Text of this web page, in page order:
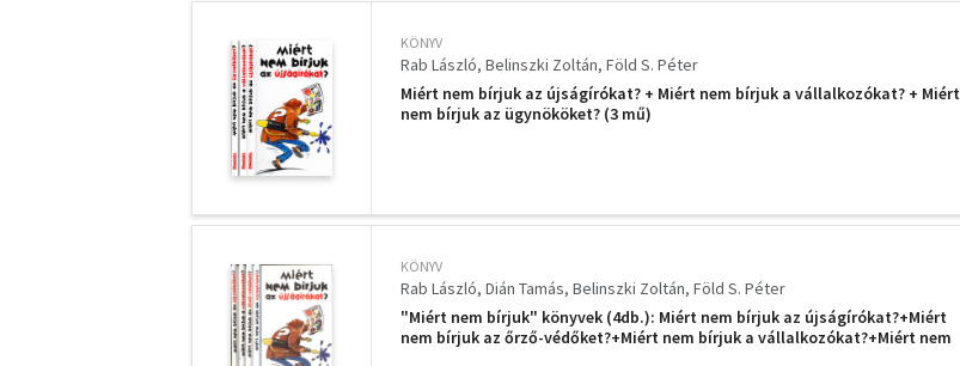
KÖNYV
Rab László Belinszki Zoltán Föld S. Péter
Miért nem bírjuk az újságírókat? + Miért nem bírjuk a vállalkozókat? + Miért
nem bírjuk az ügynököket? (3 mű)
KÖNYV
Rab László Dián Tamás Belinszki Zoltán Föld S. Péter
"Miért nem bírjuk" könyvek (4db.): Miért nem bírjuk az újságírókat?+Miért
nem bírjuk az őrző-védőket?+Miért nem bírjuk a vállalkozókat?+Miért nem